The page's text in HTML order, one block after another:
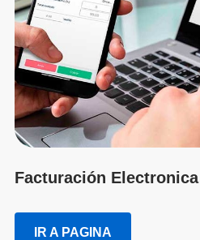
Facturación Electronica
IR A PAGINA